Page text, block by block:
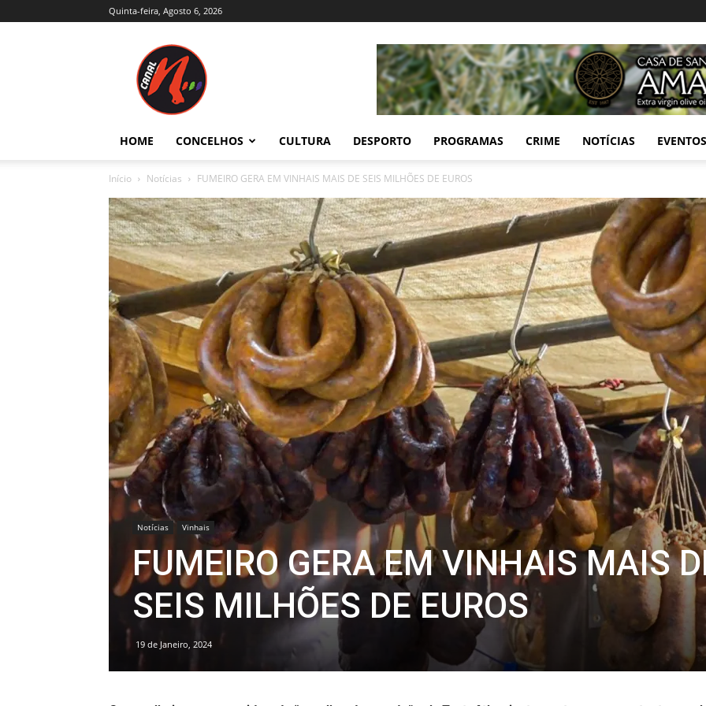
Quinta-feira, Agosto 6, 2026
Trás-
e
Alto
Douro
HOME CONCELHOS CULTURA DESPORTO PROGRAMAS CRIME NOTÍCIAS EVENTOS
Início Notícias FUMEIRO GERA EM VINHAIS MAIS DE SEIS MILHÕES DE EUROS
Notícias Vinhais
FUMEIRO GERA EM VINHAIS MAIS
SEIS MILHÕES DE EUROS
19 de Janeiro, 2024